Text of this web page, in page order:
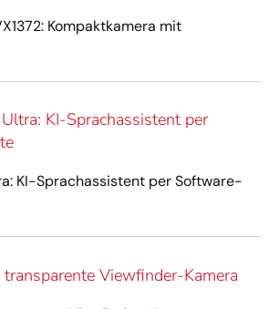
Kompaktkamera mit
KI-Sprachassistent per Software-